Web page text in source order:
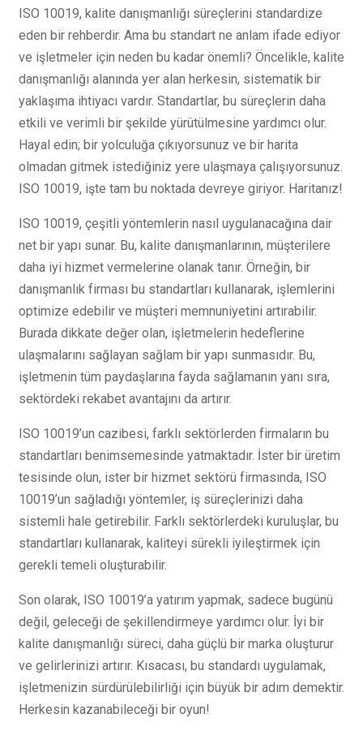
ISO 10019, kalite danışmanlığı süreçlerini standardize
eden bir rehberdir. Ama bu standart ne anlam ifade ediyor
ve işletmeler için neden bu kadar önemli? Öncelikle, kalite
danışmanlığı alanında yer alan herkesin, sistematik bir
yaklaşıma ihtiyacı vardır. Standartlar, bu süreçlerin daha
etkili ve verimli bir şekilde yürütülmesine yardımcı olur.
Hayal edin; bir yolculuğa çıkıyorsunuz ve bir harita
olmadan gitmek istediğiniz yere ulaşmaya çalışıyorsunuz.
ISO 10019, işte tam bu noktada devreye giriyor. Haritanız!
ISO 10019, çeşitli yöntemlerin nasıl uygulanacağına dair
net bir yapı sunar. Bu, kalite danışmanlarının, müşterilere
daha iyi hizmet vermelerine olanak tanır. Örneğin, bir
danışmanlık firması bu standartları kullanarak, işlemlerini
optimize edebilir ve müşteri memnuniyetini artırabilir.
Burada dikkate değer olan, işletmelerin hedeflerine
ulaşmalarını sağlayan sağlam bir yapı sunmasıdır. Bu,
işletmenin tüm paydaşlarına fayda sağlamanın yanı sıra,
sektördeki rekabet avantajını da artırır.
ISO 10019’un cazibesi, farklı sektörlerden firmaların bu
standartları benimsemesinde yatmaktadır. İster bir üretim
tesisinde olun, ister bir hizmet sektörü firmasında, ISO
10019’un sağladığı yöntemler, iş süreçlerinizi daha
sistemli hale getirebilir. Farklı sektörlerdeki kuruluşlar, bu
standartları kullanarak, kaliteyi sürekli iyileştirmek için
gerekli temeli oluşturabilir.
Son olarak, ISO 10019’a yatırım yapmak, sadece bugünü
değil, geleceği de şekillendirmeye yardımcı olur. İyi bir
kalite danışmanlığı süreci, daha güçlü bir marka oluşturur
ve gelirlerinizi artırır. Kısacası, bu standardı uygulamak,
işletmenizin sürdürülebilirliği için büyük bir adım demektir.
Herkesin kazanabileceği bir oyun!